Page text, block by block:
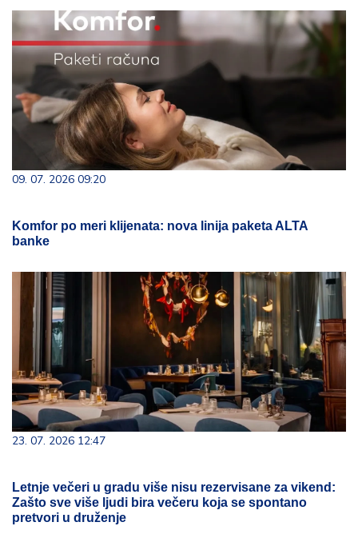
09. 07. 2026 09:20
Komfor po meri klijenata: nova linija paketa ALTA
banke
23. 07. 2026 12:47
Letnje večeri u gradu više nisu rezervisane za vikend:
Zašto sve više ljudi bira večeru koja se spontano
pretvori u druženje